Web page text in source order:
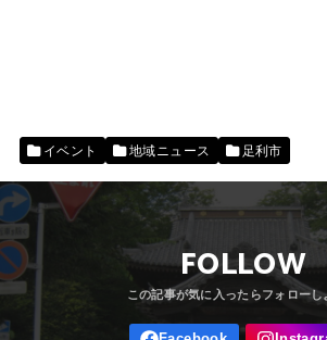
イベント 地域ニュース 足利市
FOLLOW